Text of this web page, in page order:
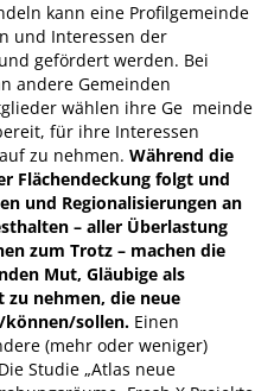
kann eine Profilgemeinde
und Interessen der
gefördert werden. Bei
andere Gemeinden
wählen ihre Ge meinde
für ihre Interessen
zu nehmen. Während die
Flächendeckung folgt und
und Regionalisierungen an
– aller Überlastung
zum Trotz – machen die
Mut, Gläubige als
zu nehmen, die neue
sollen. Einen
(mehr oder weniger)
Studie „Atlas neue